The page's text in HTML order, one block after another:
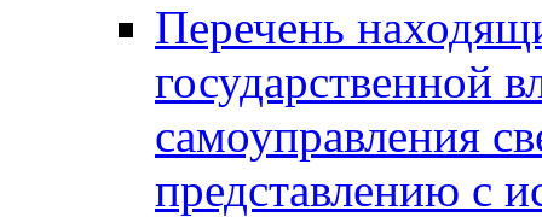
Перечень
государственной
самоуправления
представлению с